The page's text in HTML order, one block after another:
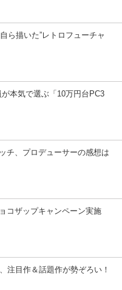
ら描いた”レトロフューチャ
本気で選ぶ「10万円台PC3
チ、プロデューサーの感想は
コザップキャンペーン実施
注目作＆話題作が勢ぞろい！